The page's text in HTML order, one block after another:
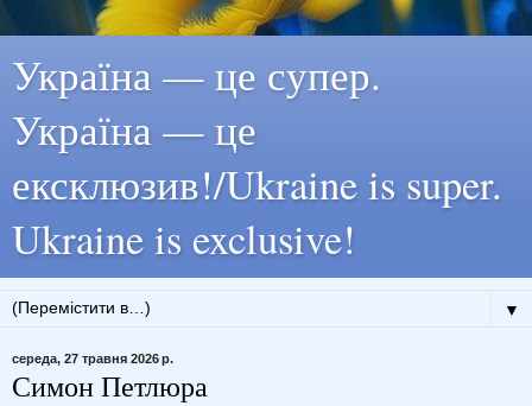
Україна — це супер.
Україна — це
ексклюзив!/Ukraine is super.
Ukraine is exclusive!
▼
середа, 27 травня 2026 р.
Симон Петлюра